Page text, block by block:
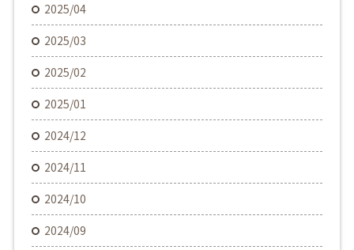
2025/04
2025/03
2025/02
2025/01
2024/12
2024/11
2024/10
2024/09